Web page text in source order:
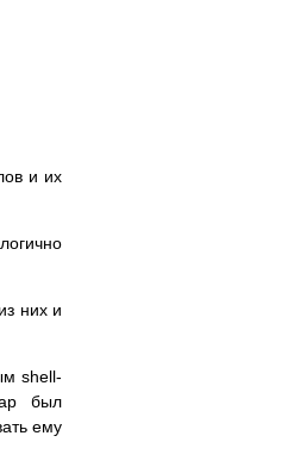
и их
них и
shell-
был
ему